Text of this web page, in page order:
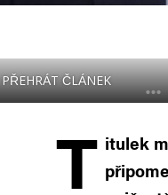
PŘEHRÁT ČLÁNEK
T itulek